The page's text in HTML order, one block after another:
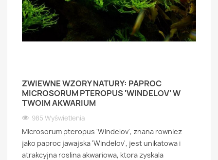
ZWIEWNE WZORY NATURY: PAPROC
MICROSORUM PTEROPUS 'WINDELOV' W
TWOIM AKWARIUM
985 Wyświetlenia
Microsorum pteropus 'Windelov', znana rowniez
jako paproc jawajska 'Windelov', jest unikatowa i
atrakcyjna roslina akwariowa, ktora zyskala